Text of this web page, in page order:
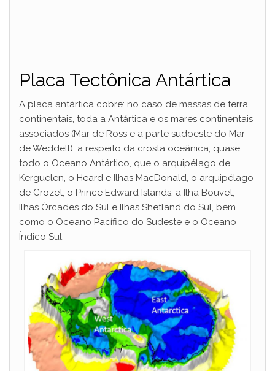
Placa Tectônica Antártica
A placa antártica cobre: no caso de massas de terra
continentais, toda a Antártica e os mares continentais
associados (Mar de Ross e a parte sudoeste do Mar
de Weddell); a respeito da crosta oceânica, quase
todo o Oceano Antártico, que o arquipélago de
Kerguelen, o Heard e Ilhas MacDonald, o arquipélago
de Crozet, o Prince Edward Islands, a Ilha Bouvet,
Ilhas Órcades do Sul e Ilhas Shetland do Sul, bem
como o Oceano Pacífico do Sudeste e o Oceano
Índico Sul.